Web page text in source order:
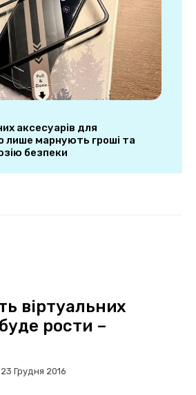
аксесуарів для
лише марнують гроші та
безпеки